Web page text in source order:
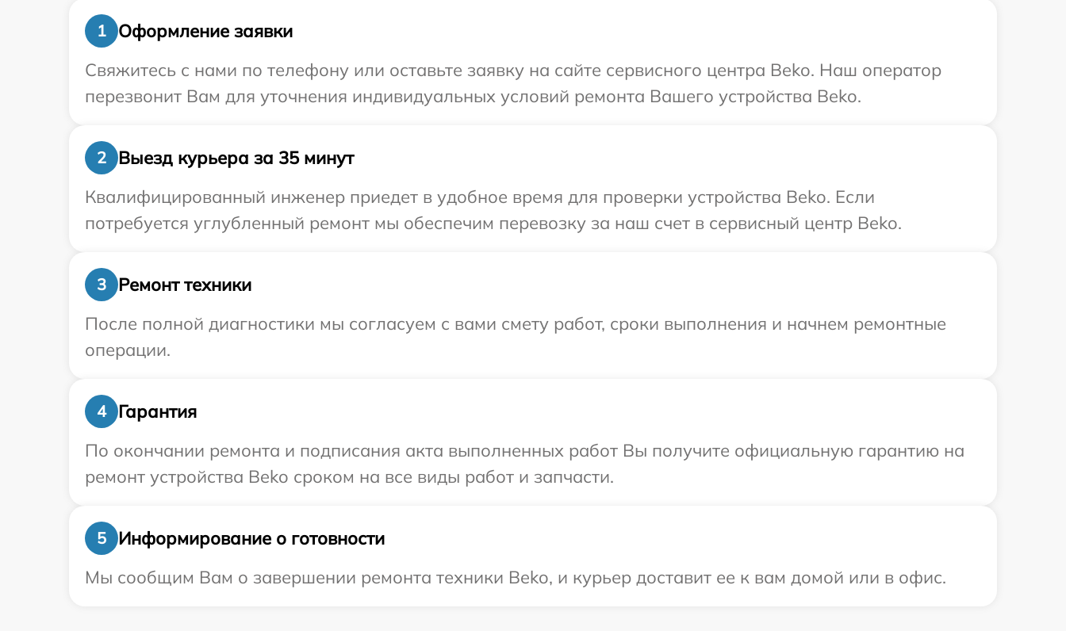
1
Оформление заявки
Свяжитесь с нами по телефону или оставьте заявку на сайте сервисного центра Beko. Наш оператор
перезвонит Вам для уточнения индивидуальных условий ремонта Вашего устройства Beko.
2
Выезд курьера за 35 минут
Квалифицированный инженер приедет в удобное время для проверки устройства Beko. Если
потребуется углубленный ремонт мы обеспечим перевозку за наш счет в сервисный центр Beko.
3
Ремонт техники
После полной диагностики мы согласуем с вами смету работ, сроки выполнения и начнем ремонтные
операции.
4
Гарантия
По окончании ремонта и подписания акта выполненных работ Вы получите официальную гарантию на
ремонт устройства Beko сроком на все виды работ и запчасти.
5
Информирование о готовности
Мы сообщим Вам о завершении ремонта техники Beko, и курьер доставит ее к вам домой или в офис.